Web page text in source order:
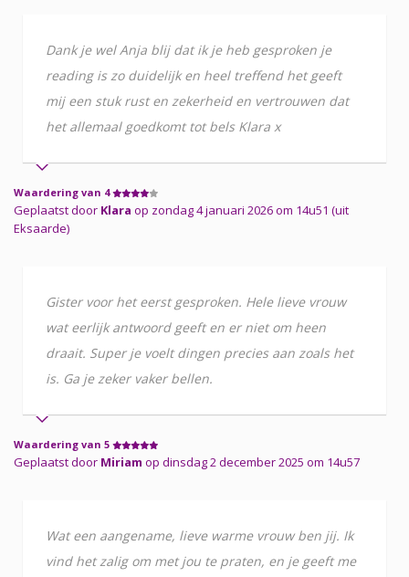
Dank je wel Anja blij dat ik je heb gesproken je
reading is zo duidelijk en heel treffend het geeft
mij een stuk rust en zekerheid en vertrouwen dat
het allemaal goedkomt tot bels Klara x
Waardering van 4
Geplaatst door Klara op zondag 4 januari 2026 om 14u51 (uit
Eksaarde)
Gister voor het eerst gesproken. Hele lieve vrouw
wat eerlijk antwoord geeft en er niet om heen
draait. Super je voelt dingen precies aan zoals het
is. Ga je zeker vaker bellen.
Waardering van 5
Geplaatst door Miriam op dinsdag 2 december 2025 om 14u57
Wat een aangename, lieve warme vrouw ben jij. Ik
vind het zalig om met jou te praten, en je geeft me